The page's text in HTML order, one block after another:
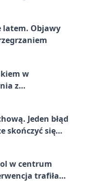
latem. Objawy
w
z
Jeden błąd
skończyć się
w centrum
trafiła